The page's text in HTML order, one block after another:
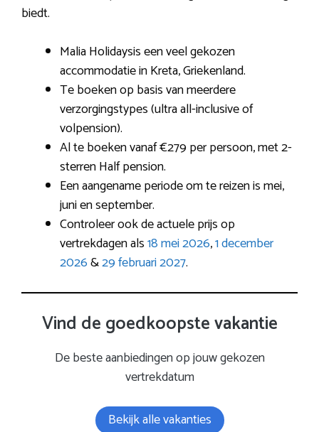
biedt.
Malia Holidaysis een veel gekozen
accommodatie in Kreta, Griekenland.
Te boeken op basis van meerdere
verzorgingstypes (ultra all-inclusive of
volpension).
Al te boeken vanaf €279 per persoon, met 2-
sterren Half pension.
Een aangename periode om te reizen is mei,
juni en september.
Controleer ook de actuele prijs op
vertrekdagen als18 mei 2026,1 december
2026&29 februari 2027.
Vind de goedkoopste vakantie
De beste aanbiedingen op jouw gekozen
vertrekdatum
Bekijk alle vakanties